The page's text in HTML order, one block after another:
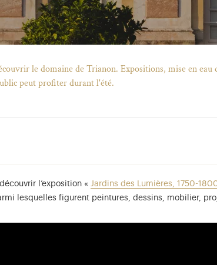
le domaine de Trianon. Expositions, mise en
peut profiter durant l'été.
l’exposition « Jardins des Lumières, 1750-
lesquelles figurent peintures, dessins, mobilier,